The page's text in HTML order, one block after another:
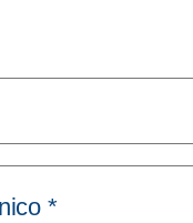
*